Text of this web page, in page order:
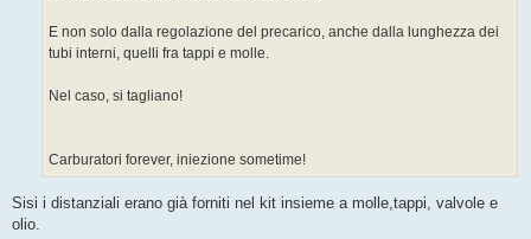
E non solo dalla regolazione del precarico, anche dalla lunghezza dei
tubi interni, quelli fra tappi e molle.
Nel caso, si tagliano!
Carburatori forever, iniezione sometime!
Sisi i distanziali erano già forniti nel kit insieme a molle,tappi, valvole e
olio.